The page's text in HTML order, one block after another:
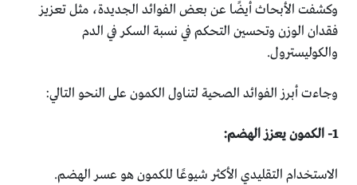
وكشفت الأبحاث أيضًا عن بعض الفوائد الجديدة، مثل تعزيز
‏فقدان الوزن وتحسين التحكم في نسبة السكر في الدم
‏والكوليسترول‎.‎
وجاءت أبرز الفوائد الصحية لتناول الكمون على النحو التالي:‏
الاستخدام التقليدي الأكثر شيوعًا للكمون هو عسر الهضم‎.‎